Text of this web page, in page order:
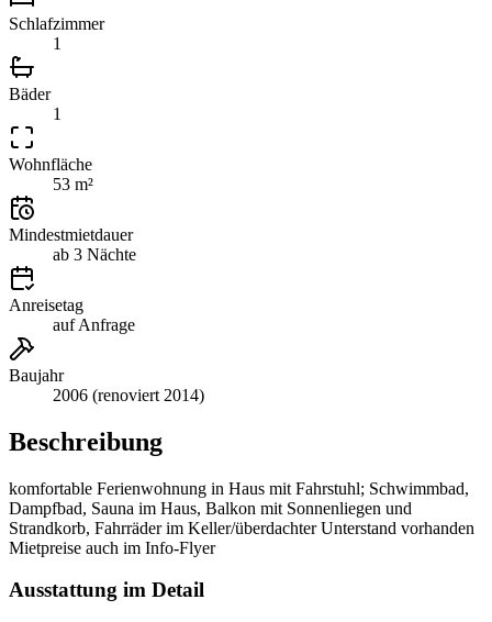
Schlafzimmer
1
Bäder
1
Wohnfläche
53 m²
Mindestmietdauer
ab 3 Nächte
Anreisetag
auf Anfrage
Baujahr
2006 (renoviert 2014)
Beschreibung
komfortable Ferienwohnung in Haus mit Fahrstuhl; Schwimmbad,
Dampfbad, Sauna im Haus, Balkon mit Sonnenliegen und
Strandkorb, Fahrräder im Keller/überdachter Unterstand vorhanden
Mietpreise auch im Info-Flyer
Ausstattung im Detail